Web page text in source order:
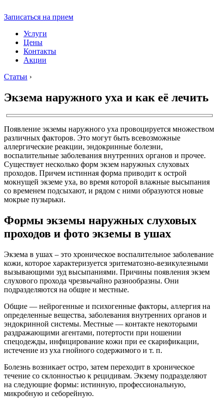
Записаться на прием
Услуги
Цены
Контакты
Акции
Статьи ›
Экзема наружного уха и как её лечить
Появление экземы наружного уха провоцируется множеством
различных факторов. Это могут быть всевозможные
аллергические реакции, эндокринные болезни,
воспалительные заболевания внутренних органов и прочее.
Существует несколько форм экзем наружных слуховых
проходов. Причем истинная форма приводит к острой
мокнущей экземе уха, во время которой влажные высыпания
со временем подсыхают, и рядом с ними образуются новые
мокрые пузырьки.
Формы экземы наружных слуховых
проходов и фото экземы в ушах
Экзема в ушах – это хроническое воспалительное заболевание
кожи, которое характеризуется эритематозно-везикулезными
вызывающими зуд высыпаниями. Причины появления экзем
слухового прохода чрезвычайно разнообразны. Они
подразделяются на общие и местные.
Общие — нейрогенные и психогенные факторы, аллергия на
определенные вещества, заболевания внутренних органов и
эндокринной системы. Местные — контакте некоторыми
раздражающими агентами, потертости при ношении
спецодежды, инфицирование кожи при ее скарификации,
истечение из уха гнойного содержимого и т. п.
Болезнь возникает остро, затем переходит в хроническое
течение со склонностью к рецидивам. Экзему подразделяют
на следующие формы: истинную, профессиональную,
микробную и себорейную.